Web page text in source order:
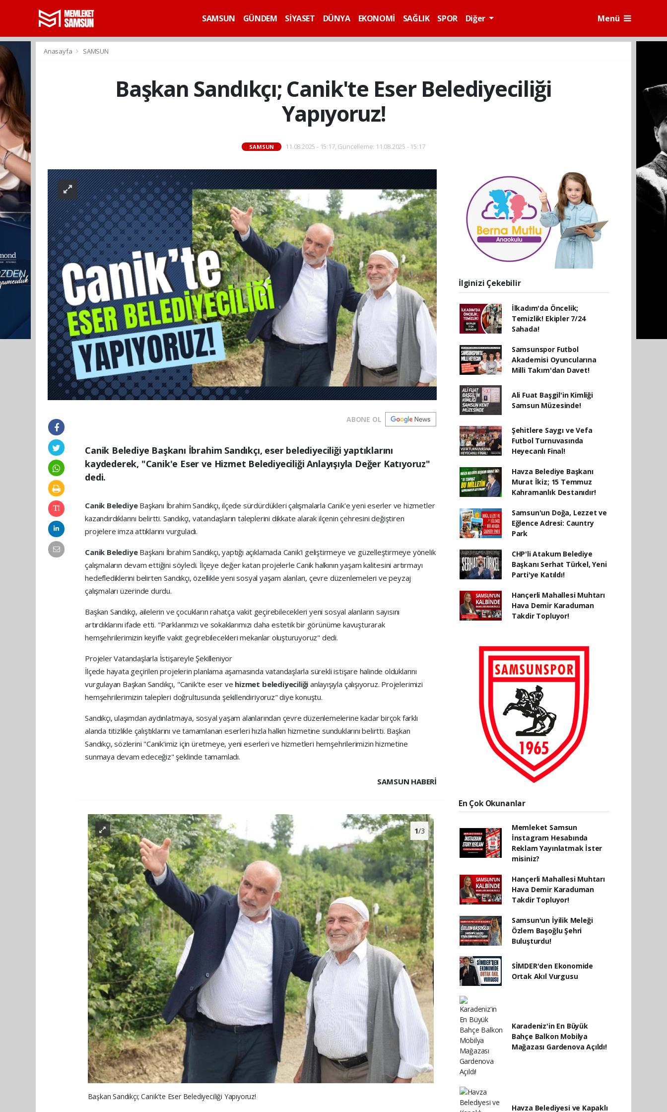
SAMSUN GÜNDEM SİYASET DÜNYA EKONOMİ SAĞLIK SPOR Diğer Menü
Anasayfa SAMSUN
Başkan Sandıkçı; Canik'te Eser Belediyeciliği
Yapıyoruz!
SAMSUN 11.08.2025 - 15:17, Güncelleme: 11.08.2025 - 15:17
ABONE OL
Canik Belediye Başkanı İbrahim Sandıkçı, eser belediyeciliği yaptıklarını
kaydederek, "Canik'e Eser ve Hizmet Belediyeciliği Anlayışıyla Değer Katıyoruz"
dedi.
Canik Belediye Başkanı İbrahim Sandıkçı, ilçede sürdürdükleri çalışmalarla Canik'e yeni eserler ve hizmetler
kazandırdıklarını belirtti. Sandıkçı, vatandaşların taleplerini dikkate alarak ilçenin çehresini değiştiren
projelere imza attıklarını vurguladı.
Canik Belediye Başkanı İbrahim Sandıkçı, yaptığı açıklamada Canik'i geliştirmeye ve güzelleştirmeye yönelik
çalışmaların devam ettiğini söyledi. İlçeye değer katan projelerle Canik halkının yaşam kalitesini artırmayı
hedeflediklerini belirten Sandıkçı, özellikle yeni sosyal yaşam alanları, çevre düzenlemeleri ve peyzaj
çalışmaları üzerinde durdu.
Başkan Sandıkçı, ailelerin ve çocukların rahatça vakit geçirebilecekleri yeni sosyal alanların sayısını
artırdıklarını ifade etti. "Parklarımızı ve sokaklarımızı daha estetik bir görünüme kavuşturarak
hemşehrilerimizin keyifle vakit geçirebilecekleri mekanlar oluşturuyoruz" dedi.
Projeler Vatandaşlarla İstişareyle Şekilleniyor
İlçede hayata geçirilen projelerin planlama aşamasında vatandaşlarla sürekli istişare halinde olduklarını
vurgulayan Başkan Sandıkçı, "Canik'te eser ve hizmet belediyeciliğianlayışıyla çalışıyoruz. Projelerimizi
hemşehrilerimizin talepleri doğrultusunda şekillendiriyoruz" diye konuştu.
Sandıkçı, ulaşımdan aydınlatmaya, sosyal yaşam alanlarından çevre düzenlemelerine kadar birçok farklı
alanda titizlikle çalıştıklarını ve tamamlanan eserleri hızla halkın hizmetine sunduklarını belirtti. Başkan
Sandıkçı, sözlerini "Canik'imiz için üretmeye, yeni eserleri ve hizmetleri hemşehrilerimizin hizmetine
sunmaya devam edeceğiz" şeklinde tamamladı.
SAMSUN HABERİ
1/3
Başkan Sandıkçı; Canik'te Eser Belediyeciliği Yapıyoruz!
İlginizi Çekebilir
İlkadım'da Öncelik;
Temizlik! Ekipler 7/24
Sahada!
Samsunspor Futbol
Akademisi Oyuncularına
Milli Takım'dan Davet!
Ali Fuat Başgil'in Kimliği
Samsun Müzesinde!
Şehitlere Saygı ve Vefa
Futbol Turnuvasında
Heyecanlı Final!
Havza Belediye Başkanı
Murat İkiz; 15 Temmuz
Kahramanlık Destanıdır!
Samsun'un Doğa, Lezzet ve
Eğlence Adresi: Cauntry
Park
CHP'li Atakum Belediye
Başkanı Serhat Türkel, Yeni
Parti'ye Katıldı!
Hançerli Mahallesi Muhtarı
Hava Demir Karaduman
Takdir Topluyor!
En Çok Okunanlar
Memleket Samsun
İnstagram Hesabında
Reklam Yayınlatmak İster
misiniz?
Hançerli Mahallesi Muhtarı
Hava Demir Karaduman
Takdir Topluyor!
Samsun'un İyilik Meleği
Özlem Başoğlu Şehri
Buluşturdu!
SİMDER'den Ekonomide
Ortak Akıl Vurgusu
Karadeniz'in En Büyük
Bahçe Balkon Mobilya
Mağazası Gardenova Açıldı!
Havza Belediyesi ve Kapaklı